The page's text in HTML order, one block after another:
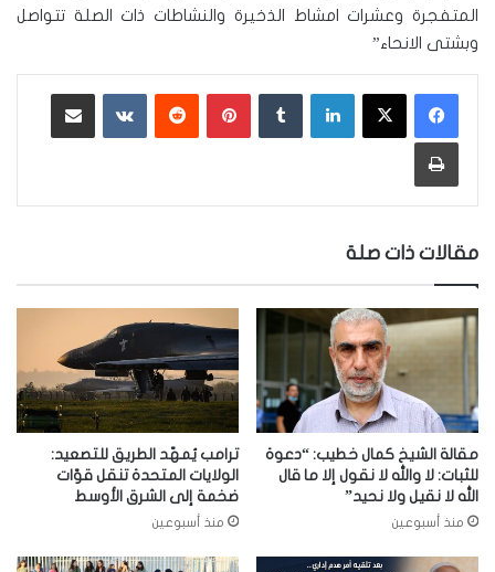
المتفجرة وعشرات امشاط الذخيرة والنشاطات ذات الصلة تتواصل
وبشتى الانحاء”
لينكدإن بينتيريست ‏VKontakte
طباعة
مقالات ذات صلة
مقالة الشيخ كمال خطيب: “دعوة
للثبات: لا والله لا نقول إلا ما قال
الله لا نقيل ولا نحيد”
منذ أسبوعين
ترامب يُمهّد الطريق للتصعيد:
الولايات المتحدة تنقل قوّات
ضخمة إلى الشرق الأوسط
منذ أسبوعين